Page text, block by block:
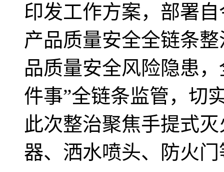
印发工作方案，部署
产品质量安全全链条
品质量安全风险隐患
件事”全链条监管，切
此次整治聚焦手提式
器、洒水喷头、防火门